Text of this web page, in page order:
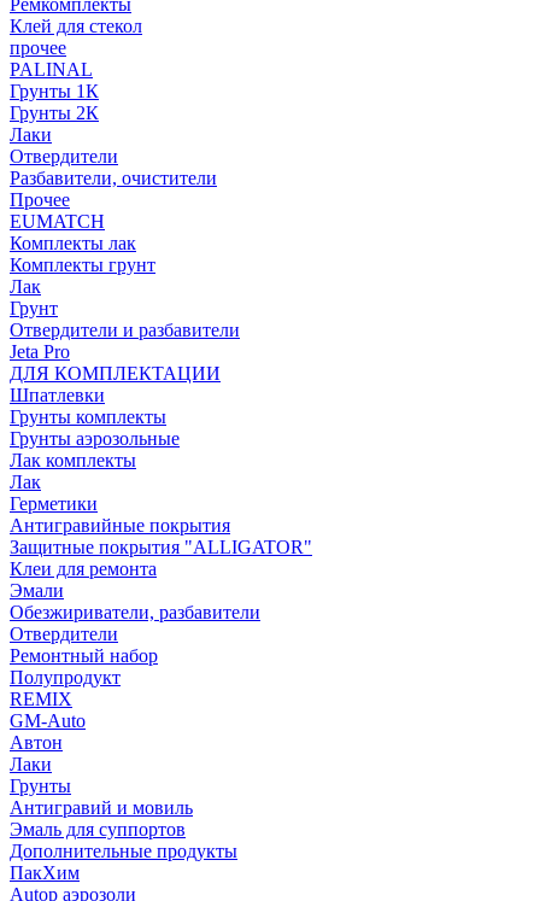
Ремкомплекты
Клей для стекол
прочее
PALINAL
Грунты 1К
Грунты 2К
Лаки
Отвердители
Разбавители, очистители
Прочее
EUMATCH
Комплекты лак
Комплекты грунт
Лак
Грунт
Отвердители и разбавители
Jeta Pro
ДЛЯ КОМПЛЕКТАЦИИ
Шпатлевки
Грунты комплекты
Грунты аэрозольные
Лак комплекты
Лак
Герметики
Антигравийные покрытия
Защитные покрытия "ALLIGATOR"
Клеи для ремонта
Эмали
Обезжириватели, разбавители
Отвердители
Ремонтный набор
Полупродукт
REMIX
GM-Auto
Автон
Лаки
Грунты
Антигравий и мовиль
Эмаль для суппортов
Дополнительные продукты
ПакХим
Autop аэрозоли